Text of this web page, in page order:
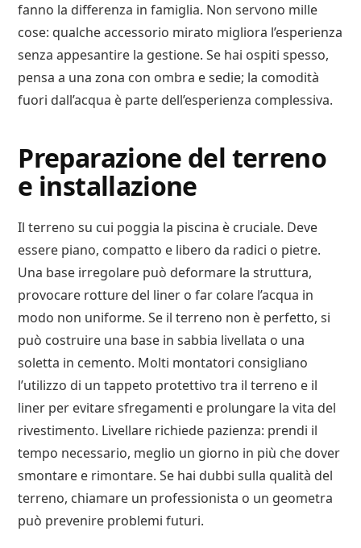
fanno la differenza in famiglia. Non servono mille
cose: qualche accessorio mirato migliora l’esperienza
senza appesantire la gestione. Se hai ospiti spesso,
pensa a una zona con ombra e sedie; la comodità
fuori dall’acqua è parte dell’esperienza complessiva.
Preparazione del terreno
e installazione
Il terreno su cui poggia la piscina è cruciale. Deve
essere piano, compatto e libero da radici o pietre.
Una base irregolare può deformare la struttura,
provocare rotture del liner o far colare l’acqua in
modo non uniforme. Se il terreno non è perfetto, si
può costruire una base in sabbia livellata o una
soletta in cemento. Molti montatori consigliano
l’utilizzo di un tappeto protettivo tra il terreno e il
liner per evitare sfregamenti e prolungare la vita del
rivestimento. Livellare richiede pazienza: prendi il
tempo necessario, meglio un giorno in più che dover
smontare e rimontare. Se hai dubbi sulla qualità del
terreno, chiamare un professionista o un geometra
può prevenire problemi futuri.